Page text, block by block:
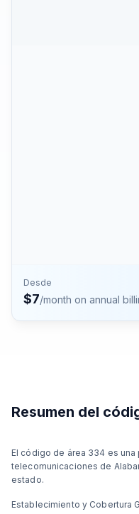
Desde
$7/month on annual
Resumen del
El código de área 334 es
telecomunicaciones de
estado.
Establecimiento y Cobertura